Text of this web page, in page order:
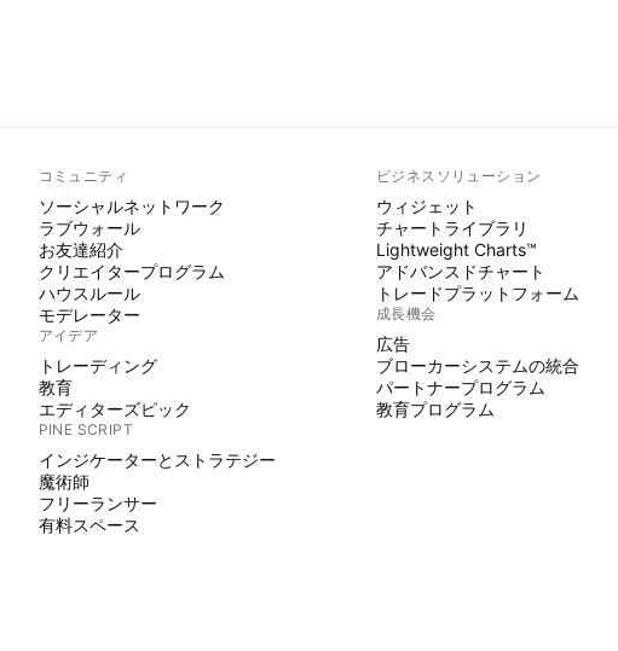
コミュニティ
ソーシャルネットワーク
ラブウォール
お友達紹介
クリエイタープログラム
ハウスルール
モデレーター
アイデア
トレーディング
教育
エディターズピック
PINE SCRIPT
インジケーターとストラテジー
魔術師
フリーランサー
有料スペース
ビジネスソリューション
ウィジェット
チャートライブラリ
Lightweight Charts™
アドバンスドチャート
トレードプラットフォーム
成長機会
広告
ブローカーシステムの統合
パートナープログラム
教育プログラム